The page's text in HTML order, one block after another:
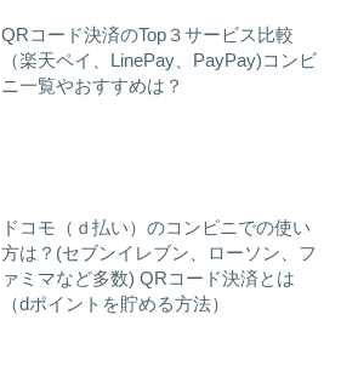
QRコード決済のTop３サービス比較
（楽天ペイ、LinePay、PayPay)コンビ
ニ一覧やおすすめは？
ドコモ（ｄ払い）のコンビニでの使い
方は？(セブンイレブン、ローソン、フ
ァミマなど多数) QRコード決済とは
（dポイントを貯める方法）